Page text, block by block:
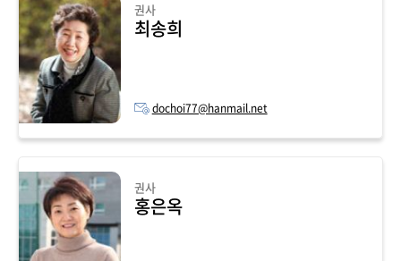
권사
최송희
dochoi77@hanmail.net
권사
홍은옥